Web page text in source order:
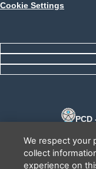
Cookie Settings
We respect your
collect
experience on